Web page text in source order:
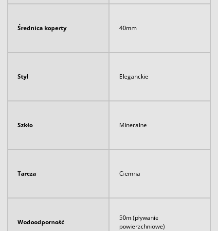
Średnica koperty 40mm
Styl Eleganckie
Szkło Mineralne
Tarcza Ciemna
Wodoodporność
50m (pływanie
powierzchniowe)